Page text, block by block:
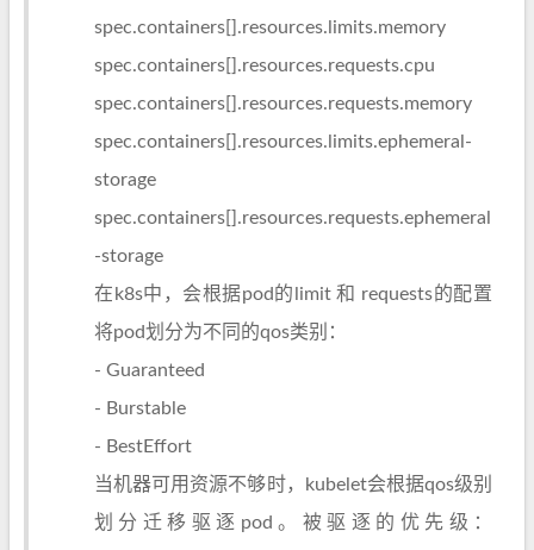
spec.containers[].resources.limits.memory
spec.containers[].resources.requests.cpu
spec.containers[].resources.requests.memory
spec.containers[].resources.limits.ephemeral-
storage
spec.containers[].resources.requests.ephemeral
-storage
在k8s中，会根据pod的limit 和 requests的配置
将pod划分为不同的qos类别：
- Guaranteed
- Burstable
- BestEffort
当机器可用资源不够时，kubelet会根据qos级别
划分迁移驱逐pod。被驱逐的优先级：